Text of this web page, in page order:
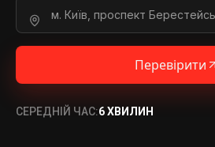
Перевірити
СЕРЕДНІЙ ЧАС:6 ХВИЛИН